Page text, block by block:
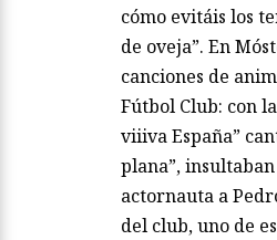
cómo evitáis los
de oveja”. En
canciones de
Fútbol Club: con
viiiva España”
plana”,
actornauta a
del club, uno de